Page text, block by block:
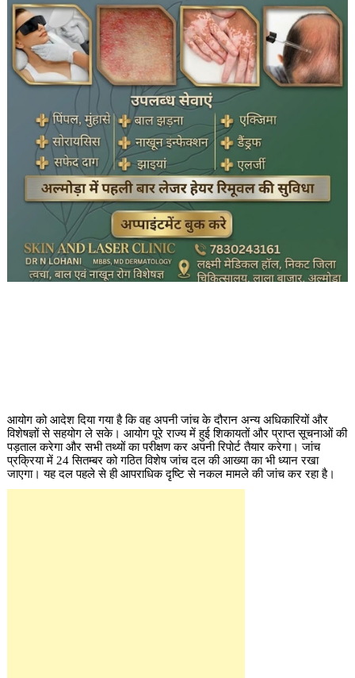
आयोग को आदेश दिया गया है कि वह अपनी जांच के दौरान अन्य अधिकारियों और
विशेषज्ञों से सहयोग ले सके। आयोग पूरे राज्य में हुई शिकायतों और प्राप्त सूचनाओं की
पड़ताल करेगा और सभी तथ्यों का परीक्षण कर अपनी रिपोर्ट तैयार करेगा। जांच
प्रक्रिया में 24 सितम्बर को गठित विशेष जांच दल की आख्या का भी ध्यान रखा
जाएगा। यह दल पहले से ही आपराधिक दृष्टि से नकल मामले की जांच कर रहा है।